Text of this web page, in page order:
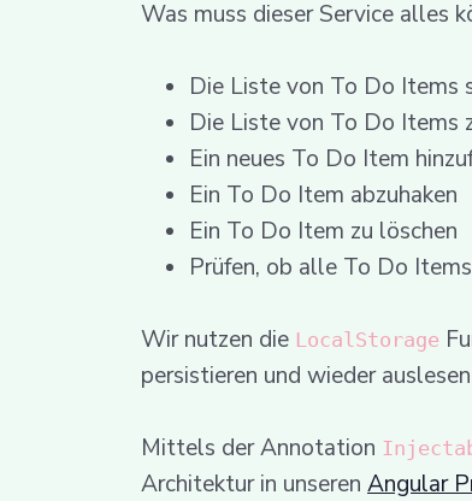
Was muss dieser Service alles
Die Liste von To Do Items
Die Liste von To Do Items
Ein neues To Do Item
Ein To Do Item abzuhaken
Ein To Do Item zu löschen
Prüfen, ob alle To Do
Wir nutzen die LocalStorage
persistieren und wieder
Mittels der Annotation
Architektur in unseren Angular